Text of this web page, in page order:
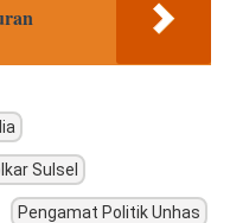
Sulsel
Pengamat Politik Unhas